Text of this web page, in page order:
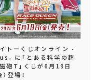
トーくじオンライン -
に「とある科学の超
砲T」くじが6月19日
）登場！